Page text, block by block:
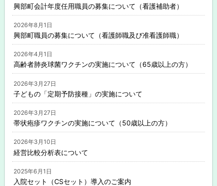
興部町会計年度任用職員の募集について（看護補助者）
2026年8月1日
興部町職員の募集について（看護師職及び准看護師職）
2026年4月1日
高齢者肺炎球菌ワクチンの実施について（65歳以上の方）
2026年3月27日
子どもの「定期予防接種」の実施について
2026年3月27日
帯状疱疹ワクチンの実施について（50歳以上の方）
2026年3月10日
経営比較分析表について
2025年6月1日
入院セット（CSセット）導入のご案内